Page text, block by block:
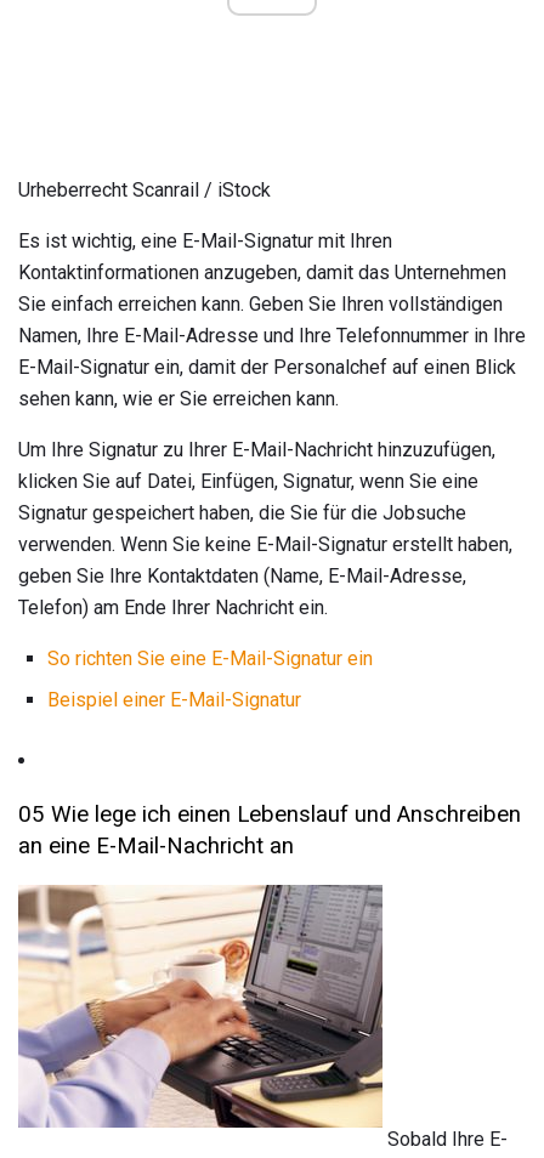
Urheberrecht Scanrail / iStock
Es ist wichtig, eine E-Mail-Signatur mit Ihren
Kontaktinformationen anzugeben, damit das Unternehmen
Sie einfach erreichen kann. Geben Sie Ihren vollständigen
Namen, Ihre E-Mail-Adresse und Ihre Telefonnummer in Ihre
E-Mail-Signatur ein, damit der Personalchef auf einen Blick
sehen kann, wie er Sie erreichen kann.
Um Ihre Signatur zu Ihrer E-Mail-Nachricht hinzuzufügen,
klicken Sie auf Datei, Einfügen, Signatur, wenn Sie eine
Signatur gespeichert haben, die Sie für die Jobsuche
verwenden. Wenn Sie keine E-Mail-Signatur erstellt haben,
geben Sie Ihre Kontaktdaten (Name, E-Mail-Adresse,
Telefon) am Ende Ihrer Nachricht ein.
So richten Sie eine E-Mail-Signatur ein
Beispiel einer E-Mail-Signatur
05 Wie lege ich einen Lebenslauf und Anschreiben
an eine E-Mail-Nachricht an
Sobald Ihre E-